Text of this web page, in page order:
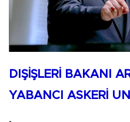
DIŞİŞLERİ BAKANI
YABANCI ASKERİ